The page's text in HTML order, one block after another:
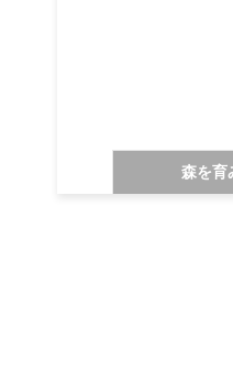
森を育